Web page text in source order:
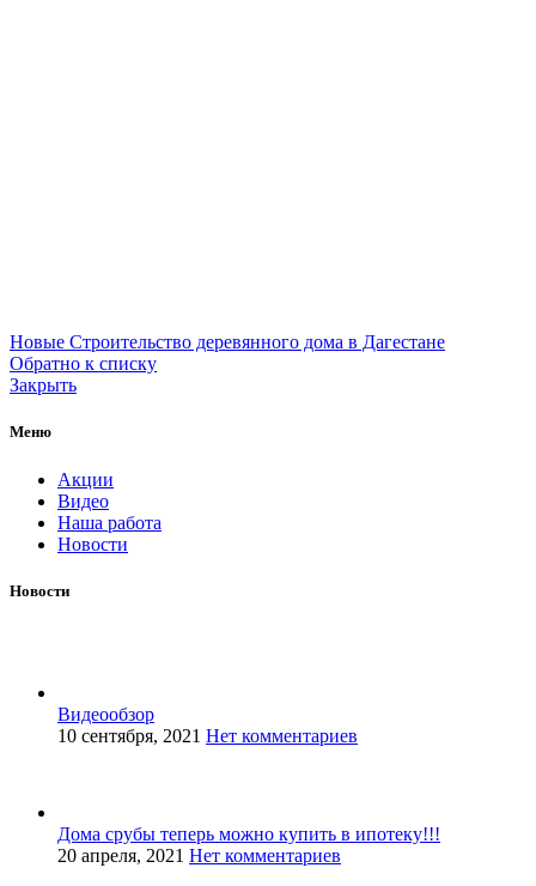
Новые Строительство деревянного дома в Дагестане
Обратно к списку
Закрыть
Меню
Акции
Видео
Наша работа
Новости
Новости
Видеообзор
10 сентября, 2021 Нет комментариев
Дома срубы теперь можно купить в ипотеку!!!
20 апреля, 2021 Нет комментариев